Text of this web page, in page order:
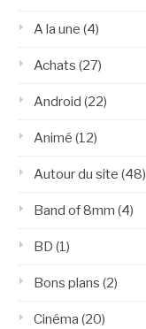
A la une (4)
Achats (27)
Android (22)
Animé (12)
Autour du site (48)
Band of 8mm (4)
BD (1)
Bons plans (2)
Cinéma (20)